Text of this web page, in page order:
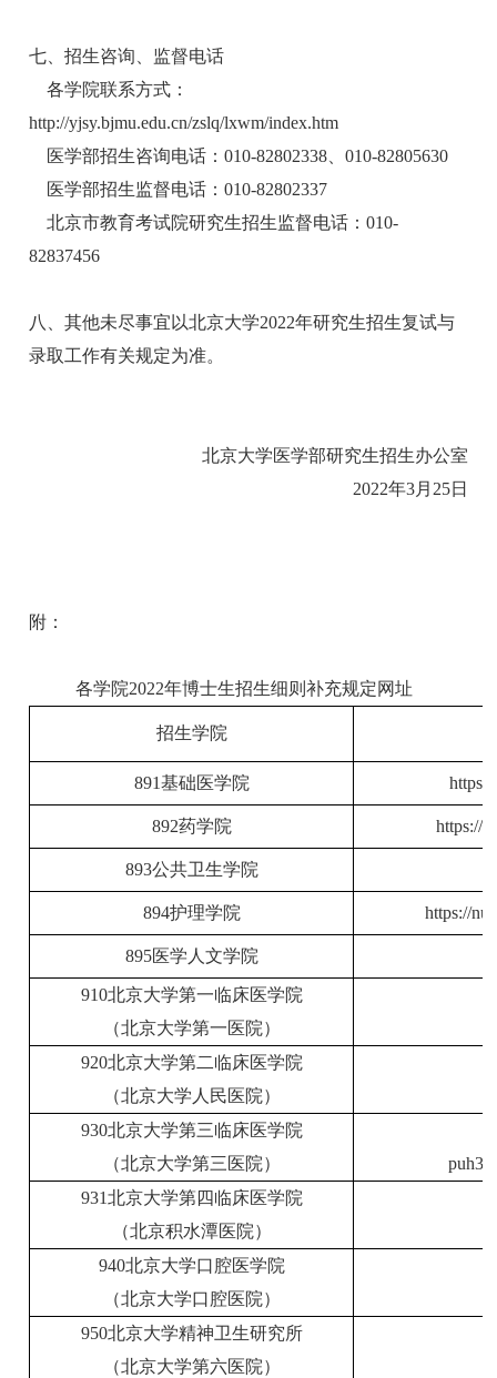
七、招生咨询、监督电话
各学院联系方式：
http://yjsy.bjmu.edu.cn/zslq/lxwm/index.htm
医学部招生咨询电话：010-82802338、010-82805630
医学部招生监督电话：010-82802337
北京市教育考试院研究生招生监督电话：010-
82837456
八、其他未尽事宜以北京大学2022年研究生招生复试与
录取工作有关规定为准。
北京大学医学部研究生招生办公室
2022年3月25日
附：
各学院2022年博士生招生细则补充规定网址
招生学院
891基础医学院
892药学院 https://
893公共卫生学院
894护理学院 https://
895医学人文学院
910北京大学第一临床医学院
（北京大学第一医院）
920北京大学第二临床医学院
（北京大学人民医院）
930北京大学第三临床医学院
（北京大学第三医院）
931北京大学第四临床医学院
（北京积水潭医院）
940北京大学口腔医学院
（北京大学口腔医院）
950北京大学精神卫生研究所
（北京大学第六医院）